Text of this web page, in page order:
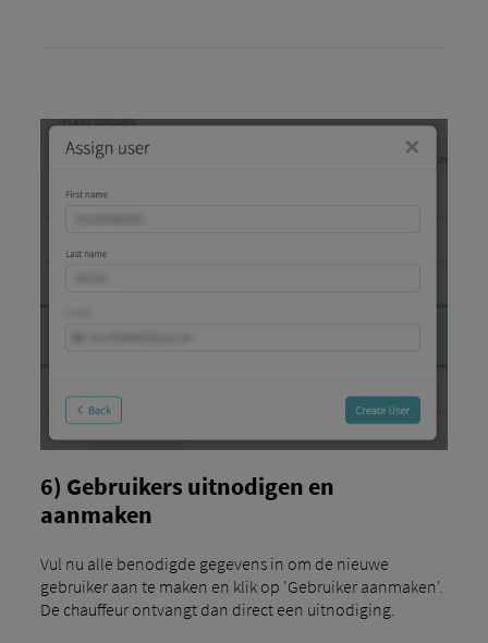
6) Gebruikers uitnodigen en
aanmaken
Vul nu alle benodigde gegevens in om de nieuwe
gebruiker aan te maken en klik op 'Gebruiker aanmaken'.
De chauffeur ontvangt dan direct een uitnodiging.